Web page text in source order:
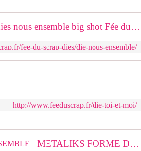
dies nous ensemble big shot Fée du Scrap
fee-du-scrap-dies/die-nous-ensemble/
http://www.feeduscrap.fr/die-toi-et-moi/
METALIKS FORME DE DECOUPES ENSEMBLE